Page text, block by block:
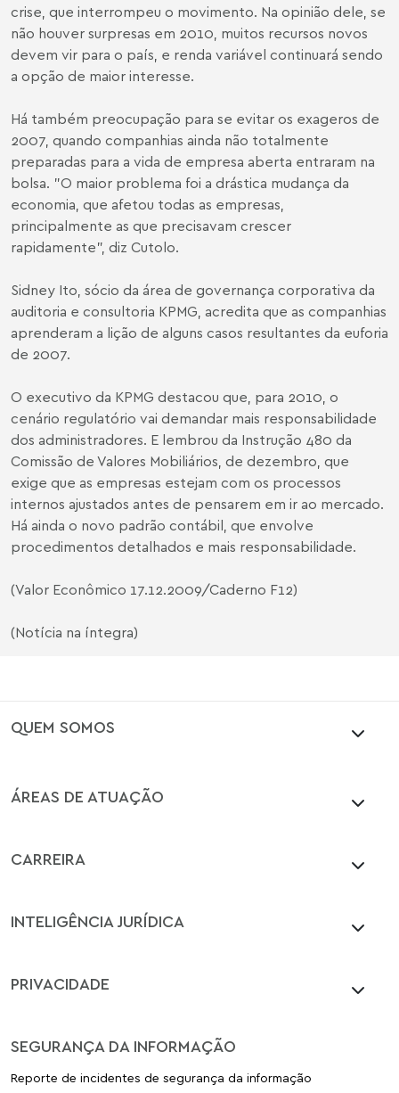
crise, que interrompeu o movimento. Na opinião dele, se
não houver surpresas em 2010, muitos recursos novos
devem vir para o país, e renda variável continuará sendo
a opção de maior interesse.
Há também preocupação para se evitar os exageros de
2007, quando companhias ainda não totalmente
preparadas para a vida de empresa aberta entraram na
bolsa. "O maior problema foi a drástica mudança da
economia, que afetou todas as empresas,
principalmente as que precisavam crescer
rapidamente", diz Cutolo.
Sidney Ito, sócio da área de governança corporativa da
auditoria e consultoria KPMG, acredita que as companhias
aprenderam a lição de alguns casos resultantes da euforia
de 2007.
O executivo da KPMG destacou que, para 2010, o
cenário regulatório vai demandar mais responsabilidade
dos administradores. E lembrou da Instrução 480 da
Comissão de Valores Mobiliários, de dezembro, que
exige que as empresas estejam com os processos
internos ajustados antes de pensarem em ir ao mercado.
Há ainda o novo padrão contábil, que envolve
procedimentos detalhados e mais responsabilidade.
(Valor Econômico 17.12.2009/Caderno F12)
(Notícia na íntegra)
QUEM SOMOS
ÁREAS DE ATUAÇÃO
CARREIRA
INTELIGÊNCIA JURÍDICA
PRIVACIDADE
SEGURANÇA DA INFORMAÇÃO
Reporte de incidentes de segurança da informação